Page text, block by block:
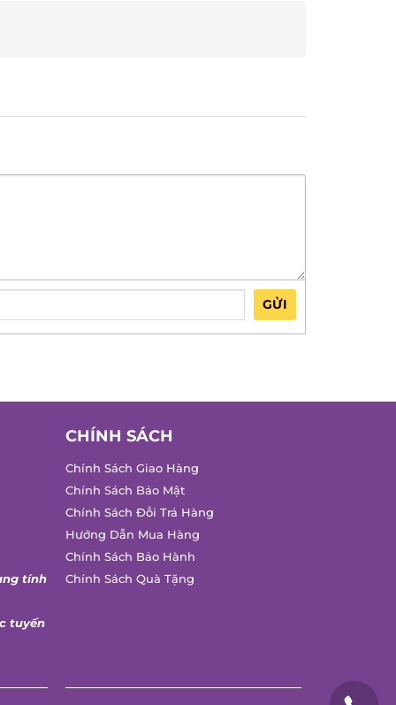
GỬI
tính
tuyến
CHÍNH SÁCH
Chính Sách Giao Hàng
Chính Sách Bảo Mật
Chính Sách Đổi Trả Hàng
Hướng Dẫn Mua Hàng
Chính Sách Bảo Hành
Chính Sách Quà Tặng